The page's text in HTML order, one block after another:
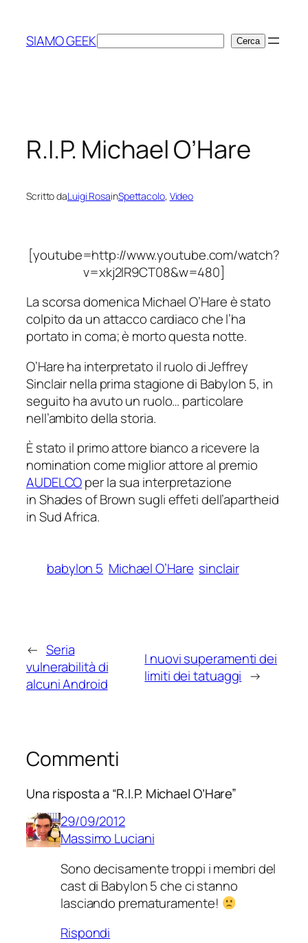
contenuto
SIAMO GEEKCerca Cerca
R.I.P. Michael O’Hare
Scritto daLuigi RosainSpettacolo, Video
[youtube=http://www.youtube.com/watch?
v=xkj2lR9CT08&w=480]
La scorsa domenica Michael O’Hare è stato
colpito da un attacco cardiaco che l’ha
portato in coma; è morto questa notte.
O’Hare ha interpretato il ruolo di Jeffrey
Sinclair nella prima stagione di Babylon 5, in
seguito ha avuto un ruolo… particolare
nell’ambito della storia.
È stato il primo attore bianco a ricevere la
nomination come miglior attore al premio
AUDELCOper la sua interpretazione
inShades of Brown sugli effeti dell’apartheid
in Sud Africa.
babylon 5 Michael O’Hare sinclair
← Seria
vulnerabilità di
alcuni Android
I nuovi superamenti dei
limiti dei tatuaggi →
Commenti
Una risposta a “R.I.P. Michael O’Hare”
29/09/2012
Massimo Luciani
Sono decisamente troppi i membri del
cast di Babylon 5 che ci stanno
lasciando prematuramente!
Rispondi